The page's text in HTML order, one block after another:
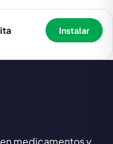
Instalar
medicamentos y